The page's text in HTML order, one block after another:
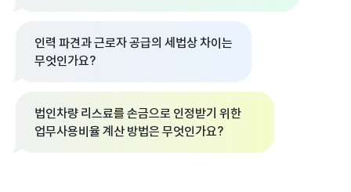
인력 파견과 근로자 공급의 세법상 차이는
무엇인가요?
법인차량 리스료를 손금으로 인정받기 위한
업무사용비율 계산 방법은 무엇인가요?